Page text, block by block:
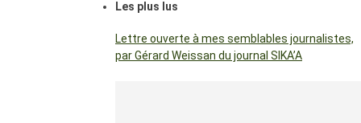
Les plus lus
Lettre ouverte à mes semblables journalistes,
par Gérard Weissan du journal SIKA’A